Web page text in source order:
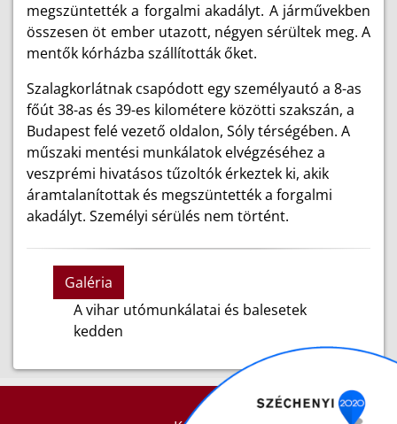
megszüntették a forgalmi akadályt. A járművekben
összesen öt ember utazott, négyen sérültek meg. A
mentők kórházba szállították őket.
Szalagkorlátnak csapódott egy személyautó a 8-as
főút 38-as és 39-es kilométere közötti szakszán, a
Budapest felé vezető oldalon, Sóly térségében. A
műszaki mentési munkálatok elvégzéséhez a
veszprémi hivatásos tűzoltók érkeztek ki, akik
áramtalanítottak és megszüntették a forgalmi
akadályt. Személyi sérülés nem történt.
Galéria
A vihar utómunkálatai és balesetek
kedden